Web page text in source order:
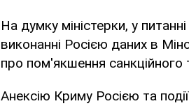
На думку міністерки, у
виконанні Росією даних в
про пом'якшення санкційного
Анексію Криму Росією та